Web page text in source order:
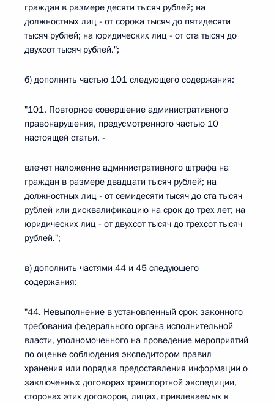
граждан в размере десяти тысяч рублей; на
должностных лиц - от сорока тысяч до пятидесяти
тысяч рублей; на юридических лиц - от ста тысяч до
двухсот тысяч рублей.";
б) дополнить частью 101 следующего содержания:
"101. Повторное совершение административного
правонарушения, предусмотренного частью 10
настоящей статьи, -
влечет наложение административного штрафа на
граждан в размере двадцати тысяч рублей; на
должностных лиц - от семидесяти тысяч до ста тысяч
рублей или дисквалификацию на срок до трех лет; на
юридических лиц - от двухсот тысяч до трехсот тысяч
рублей.";
в) дополнить частями 44 и 45 следующего
содержания:
"44. Невыполнение в установленный срок законного
требования федерального органа исполнительной
власти, уполномоченного на проведение мероприятий
по оценке соблюдения экспедитором правил
хранения или порядка предоставления информации о
заключенных договорах транспортной экспедиции,
сторонах этих договоров, лицах, привлекаемых к